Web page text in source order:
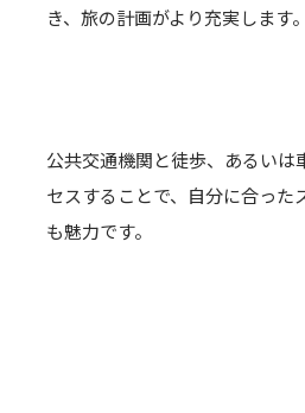
き、旅の計画がより充実します。
公共交通機関と徒歩、あるいは
セスすることで、自分に合った
も魅力です。